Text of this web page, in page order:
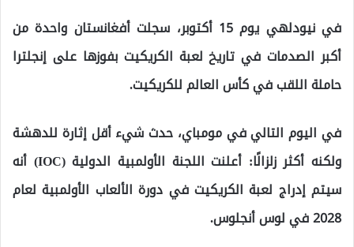
في نيودلهي يوم 15 أكتوبر، سجلت أفغانستان واحدة من
أكبر الصدمات في تاريخ لعبة الكريكيت بفوزها على إنجلترا
حاملة اللقب في كأس العالم للكريكيت.
في اليوم التالي في مومباي، حدث شيء أقل إثارة للدهشة
ولكنه أكثر زلزالًا: أعلنت اللجنة الأولمبية الدولية (IOC) أنه
سيتم إدراج لعبة الكريكيت في دورة الألعاب الأولمبية لعام
2028 في لوس أنجلوس.